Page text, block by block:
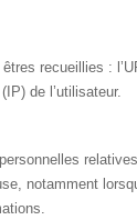
recueillies :
de l’utilisateur.
notamment